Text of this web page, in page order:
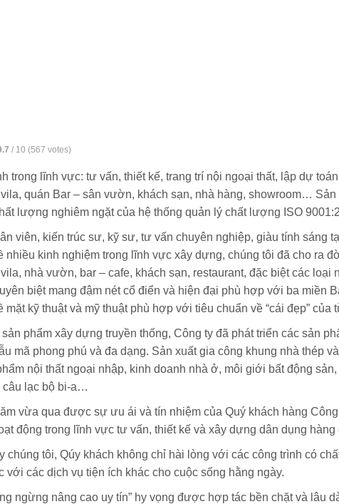
/ 10 (567 votes)
trong lĩnh vực: tư vấn, thiết kế, trang trí nội ngoại thất, lập dự
quán Bar – sân vườn, khách sạn, nhà hàng, showroom…
lượng nghiêm ngặt của hệ thống quản lý chất lượng ISO
viên, kiến trúc sư, kỹ sư, tư vấn chuyên nghiệp, giàu tính sáng
nhiều kinh nghiệm trong lĩnh vực xây dựng, chúng tôi đã cho ra
nhà vườn, bar – cafe, khách sạn, restaurant, đặc biệt các
biệt mang đậm nét cổ điển và hiện đại phù hợp với ba miền
mặt kỹ thuật và mỹ thuật phù hợp với tiêu chuẩn về “cái đẹp” của
phẩm xây dựng truyền thống, Công ty đã phát triển các sản
mã phong phú và đa dạng. Sản xuất gia công khung nhà thép
nội thất ngoại nhập, kinh doanh nhà ở, môi giới bất động
câu lạc bộ bi-a…
vừa qua được sự ưu ái và tín nhiệm của Quý khách hàng
động trong lĩnh vực tư vấn, thiết kế và xây dựng dân dụng hàng
chúng tôi, Qúy khách không chỉ hài lòng với các công trình có
với các dịch vụ tiện ích khác cho cuộc sống hằng ngày.
ngừng nâng cao uy tín” hy vọng được hợp tác bền chặt và lâu